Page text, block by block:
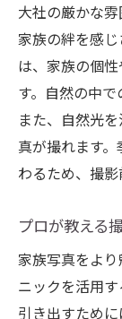
大社の厳かな
家族の絆を感
は、家族の個
す。自然の中で
また、自然光
真が撮れます
わるため、撮影
プロが教える
家族写真をよ
ニックを活用
引き出すため